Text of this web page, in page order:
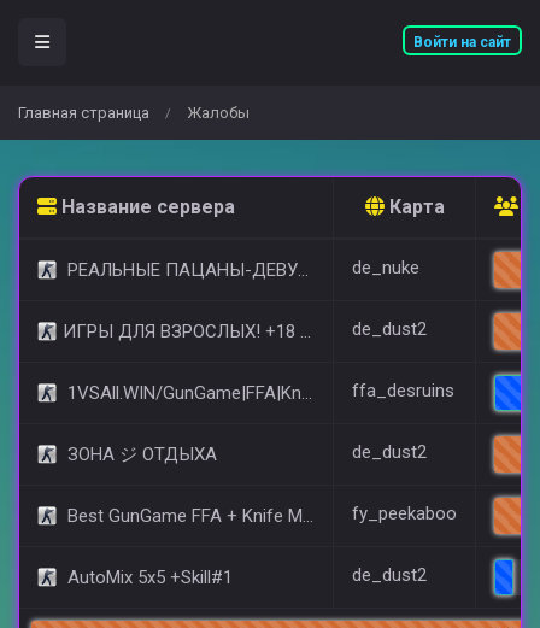
Войти на сайт
Главная страница / Жалобы
Название сервера Карта
РЕАЛЬНЫЕ ПАЦАНЫ-ДЕВУШКИ 18+ [STEAM BONUS] de_nuke
​ИГРЫ ДЛЯ ВЗРОСЛЫХ! +18 © (FREE VIP) de_dust2
1VSAll.WIN/GunGame|FFA|KnIfE MoD ffa_desruins
ЗОНА ジ ОТДЫХА de_dust2
Best GunGame FFA + Knife MOD(+18) fy_peekaboo
AutoMix 5x5 +Skill#1 de_dust2